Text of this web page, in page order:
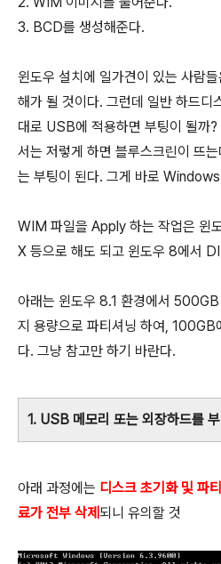
3. BCD를 생성해준다.
윈도우 설치에 일가견이 있는 사람
해가 될 것이다. 그런데 일반 하드디
대로 USB에 적용하면 부팅이 될까
서는 저렇게 하면 블루스크린이 뜨
는 부팅이 된다. 그게 바로
WIM 파일을 Apply 하는 작업은 윈
X 등으로 해도 되고 윈도우 8에서
아래는 윈도우 8.1 환경에서
지 용량으로 파티셔닝 하여, 100GB
다. 그냥 참고만 하기 바란다.
1. USB 메모리 또는 외장하드를
아래 과정에는 디스크 초기화 및 파
료가 전부 삭제 되니 유의할 것